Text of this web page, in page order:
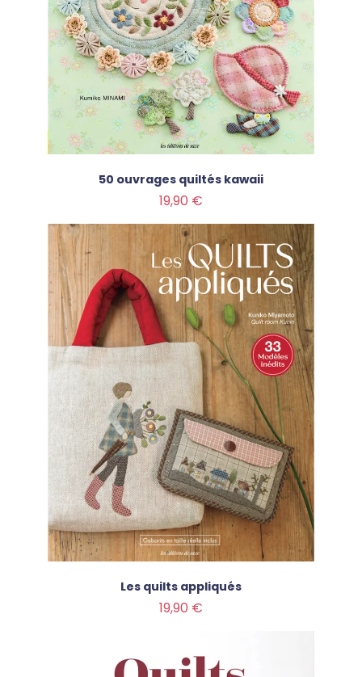
50 ouvrages quiltés kawaii
19,90 €
Les quilts appliqués
19,90 €